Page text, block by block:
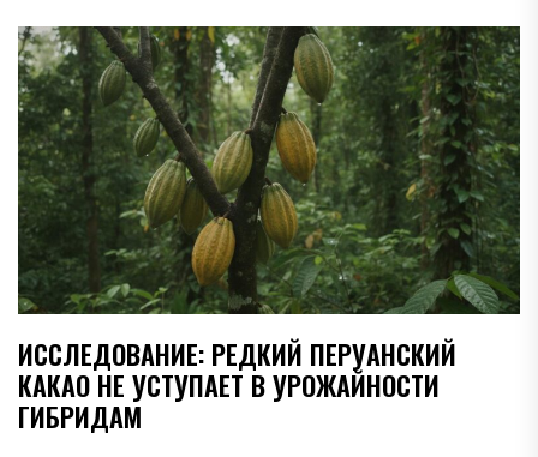
ИССЛЕДОВАНИЕ: РЕДКИЙ ПЕРУАНСКИЙ
КАКАО НЕ УСТУПАЕТ В УРОЖАЙНОСТИ
ГИБРИДАМ